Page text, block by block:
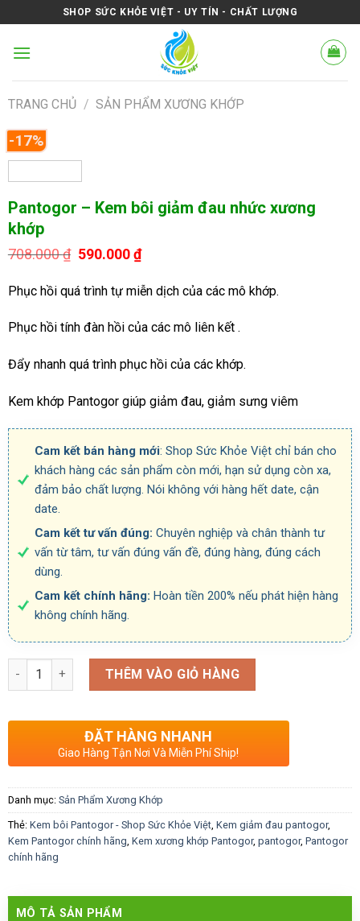
to
content
SHOP SỨC KHỎE VIỆT - UY TÍN - CHẤT LƯỢNG
TRANG CHỦ / SẢN PHẨM XƯƠNG KHỚP
-17%
Pantogor – Kem bôi giảm đau nhức xương
khớp
708.000₫ Giá
là:
708.000 ₫.
590.000₫Giá
tại
là:
Phục hồi quá trình tự miễn dịch của các mô khớp.
Phục hồi tính đàn hồi của các mô liên kết .
Đẩy nhanh quá trình phục hồi của các khớp.
Kem khớp Pantogor giúp giảm đau, giảm sưng viêm
Cam kết bán hàng mới: Shop Sức Khỏe Việt chỉ bán cho
khách hàng các sản phẩm còn mới, hạn sử dụng còn xa,
đảm bảo chất lượng. Nói không với hàng hết date, cận
date.
Cam kết tư vấn đúng: Chuyên nghiệp và chân thành tư
vấn từ tâm, tư vấn đúng vấn đề, đúng hàng, đúng cách
dùng.
Cam kết chính hãng: Hoàn tiền 200% nếu phát hiện hàng
không chính hãng.
Số lượng THÊM VÀO GIỎ HÀNG
ĐẶT HÀNG NHANH
Giao Hàng Tận Nơi Và Miễn Phí Ship!
Danh mục: Sản Phẩm Xương Khớp
Thẻ: Kem bôi Pantogor - Shop Sức Khỏe Việt, Kem giảm đau pantogor,
Kem Pantogor chính hãng, Kem xương khớp Pantogor, pantogor, Pantogor
chính hãng
MÔ TẢ SẢN PHẨM